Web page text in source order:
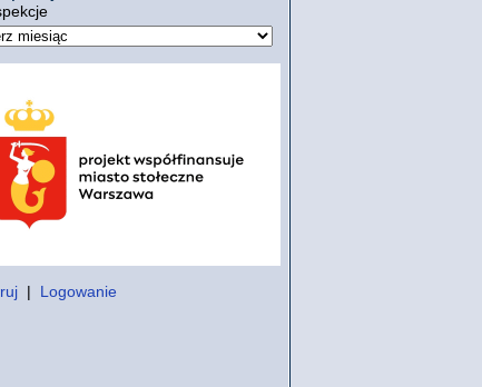
| Logowanie